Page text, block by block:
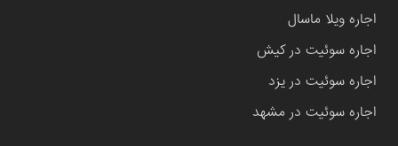
اجاره ویلا ماسال
اجاره سوئیت در کیش
اجاره سوئیت در یزد
اجاره سوئیت در مشهد